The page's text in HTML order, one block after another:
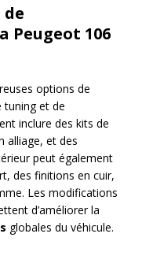
Peugeot 106
options de
tuning et de
inclure des kits de
alliage, et des
peut également
des finitions en cuir,
Les modifications
d’améliorer la
globales du véhicule.